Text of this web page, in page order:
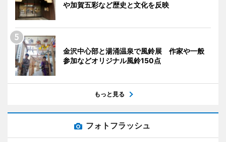
や加賀五彩など歴史と文化を反映
金沢中心部と湯涌温泉で風鈴展 作家や一般
参加などオリジナル風鈴150点
もっと見る
フォトフラッシュ